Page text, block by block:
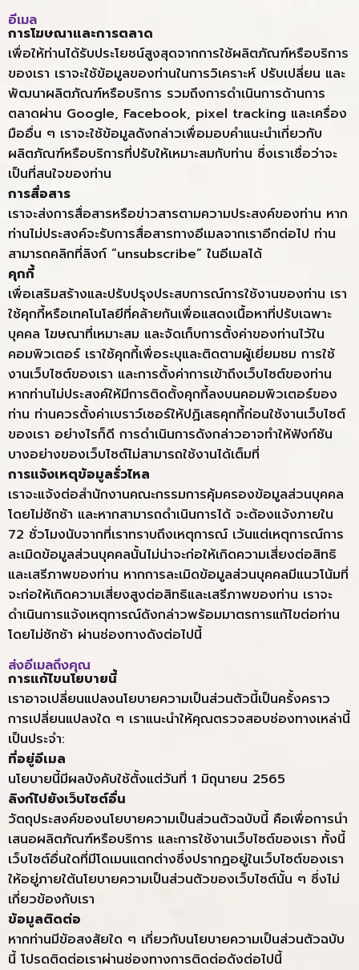
อีเมล
การโฆษณาและการตลาด
เพื่อให้ท่านได้รับประโยชน์สูงสุดจากการใช้ผลิตภัณฑ์หรือบริการ
ของเรา เราจะใช้ข้อมูลของท่านในการวิเคราะห์ ปรับเปลี่ยน และ
พัฒนาผลิตภัณฑ์หรือบริการ รวมถึงการดำเนินการด้านการ
ตลาดผ่าน Google, Facebook, pixel tracking และเครื่อง
มืออื่น ๆ เราจะใช้ข้อมูลดังกล่าวเพื่อมอบคำแนะนำเกี่ยวกับ
ผลิตภัณฑ์หรือบริการที่ปรับให้เหมาะสมกับท่าน ซึ่งเราเชื่อว่าจะ
เป็นที่สนใจของท่าน
การสื่อสาร
เราจะส่งการสื่อสารหรือข่าวสารตามความประสงค์ของท่าน หาก
ท่านไม่ประสงค์จะรับการสื่อสารทางอีเมลจากเราอีกต่อไป ท่าน
สามารถคลิกที่ลิงก์ “unsubscribe” ในอีเมลได้
คุกกี้
เพื่อเสริมสร้างและปรับปรุงประสบการณ์การใช้งานของท่าน เรา
ใช้คุกกี้หรือเทคโนโลยีที่คล้ายกันเพื่อแสดงเนื้อหาที่ปรับเฉพาะ
บุคคล โฆษณาที่เหมาะสม และจัดเก็บการตั้งค่าของท่านไว้ใน
คอมพิวเตอร์ เราใช้คุกกี้เพื่อระบุและติดตามผู้เยี่ยมชม การใช้
งานเว็บไซต์ของเรา และการตั้งค่าการเข้าถึงเว็บไซต์ของท่าน
หากท่านไม่ประสงค์ให้มีการติดตั้งคุกกี้ลงบนคอมพิวเตอร์ของ
ท่าน ท่านควรตั้งค่าเบราว์เซอร์ให้ปฏิเสธคุกกี้ก่อนใช้งานเว็บไซต์
ของเรา อย่างไรก็ดี การดำเนินการดังกล่าวอาจทำให้ฟังก์ชัน
บางอย่างของเว็บไซต์ไม่สามารถใช้งานได้เต็มที่
การแจ้งเหตุข้อมูลรั่วไหล
เราจะแจ้งต่อสำนักงานคณะกรรมการคุ้มครองข้อมูลส่วนบุคคล
โดยไม่ชักช้า และหากสามารถดำเนินการได้ จะต้องแจ้งภายใน
72 ชั่วโมงนับจากที่เราทราบถึงเหตุการณ์ เว้นแต่เหตุการณ์การ
ละเมิดข้อมูลส่วนบุคคลนั้นไม่น่าจะก่อให้เกิดความเสี่ยงต่อสิทธิ
และเสรีภาพของท่าน หากการละเมิดข้อมูลส่วนบุคคลมีแนวโน้มที่
จะก่อให้เกิดความเสี่ยงสูงต่อสิทธิและเสรีภาพของท่าน เราจะ
ดำเนินการแจ้งเหตุการณ์ดังกล่าวพร้อมมาตรการแก้ไขต่อท่าน
โดยไม่ชักช้า ผ่านช่องทางดังต่อไปนี้
ส่งอีเมลถึงคุณ
การแก้ไขนโยบายนี้
เราอาจเปลี่ยนแปลงนโยบายความเป็นส่วนตัวนี้เป็นครั้งคราว
การเปลี่ยนแปลงใด ๆ เราแนะนำให้คุณตรวจสอบช่องทางเหล่านี้
เป็นประจำ:
ที่อยู่อีเมล
นโยบายนี้มีผลบังคับใช้ตั้งแต่วันที่ 1 มิถุนายน 2565
ลิงก์ไปยังเว็บไซต์อื่น
วัตถุประสงค์ของนโยบายความเป็นส่วนตัวฉบับนี้ คือเพื่อการนำ
เสนอผลิตภัณฑ์หรือบริการ และการใช้งานเว็บไซต์ของเรา ทั้งนี้
เว็บไซต์อื่นใดที่มีโดเมนแตกต่างซึ่งปรากฏอยู่ในเว็บไซต์ของเรา
ให้อยู่ภายใต้นโยบายความเป็นส่วนตัวของเว็บไซต์นั้น ๆ ซึ่งไม่
เกี่ยวข้องกับเรา
ข้อมูลติดต่อ
หากท่านมีข้อสงสัยใด ๆ เกี่ยวกับนโยบายความเป็นส่วนตัวฉบับ
นี้ โปรดติดต่อเราผ่านช่องทางการติดต่อดังต่อไปนี้